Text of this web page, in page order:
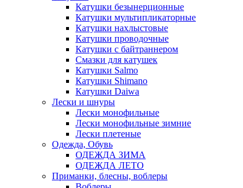
Катушки безынерционные
Катушки мультипликаторные
Катушки нахлыстовые
Катушки проводочные
Катушки с байтраннером
Смазки для катушек
Катушки Salmo
Катушки Shimano
Катушки Daiwa
Лески и шнуры
Лески монофильные
Лески монофильные зимние
Лески плетеные
Одежда, Обувь
ОДЕЖДА ЗИМА
ОДЕЖДА ЛЕТО
Приманки, блесны, воблеры